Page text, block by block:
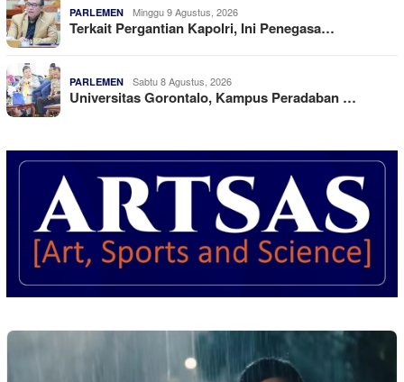
PARLEMEN Minggu 9 Agustus, 2026
Terkait Pergantian Kapolri, Ini Penegasa…
PARLEMEN Sabtu 8 Agustus, 2026
Universitas Gorontalo, Kampus Peradaban …